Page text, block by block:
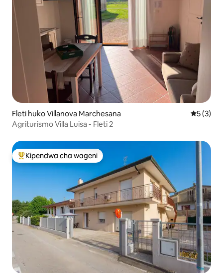
Fleti huko Villanova Marchesana
5 (3)
Agriturismo Villa Luisa - Fleti 2
Kipendwa maarufu cha wageni
Kipendwa cha wageni